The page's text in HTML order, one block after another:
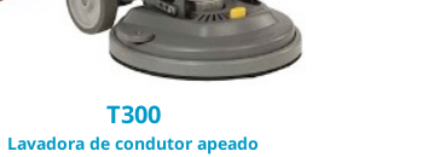
T300
Lavadora de condutor apeado